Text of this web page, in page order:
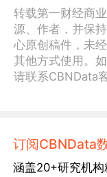
转载第一财经商
源、作者，并保
心原创稿件，未
其他方式使用。
请联系CBNData
订阅CBNData
涵盖20+研究机